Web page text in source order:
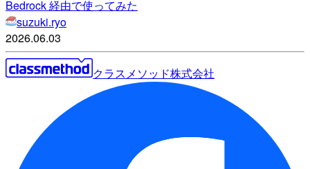
Bedrock 経由で使ってみた
suzuki.ryo
2026.06.03
クラスメソッド株式会社